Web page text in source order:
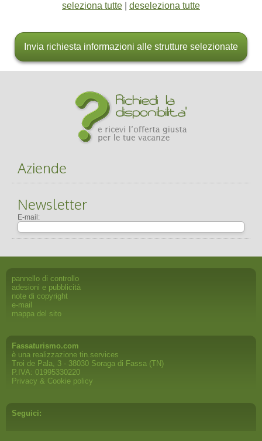
seleziona tutte
deseleziona tutte
Aziende
Newsletter
E-mail:
pannello di controllo
adesioni e pubblicità
note di copyright
e-mail
mappa del sito
Fassaturismo.com
è una realizzazione tin.services
Troi de Pala, 3 - 38030 Soraga di Fassa (TN)
P.IVA: 01995330220
Privacy & Cookie policy
Seguici: